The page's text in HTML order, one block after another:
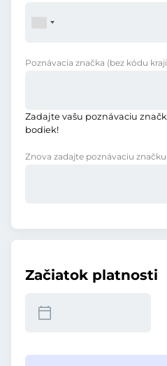
Poznávacia značka (bez kódu
Zadajte vašu poznávaciu
bodiek!
Znova zadajte poznávaciu značku
Začiatok platnosti